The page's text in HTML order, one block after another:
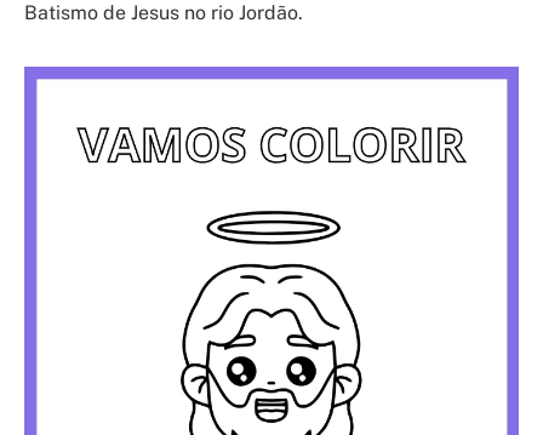
Batismo de Jesus no rio Jordão.